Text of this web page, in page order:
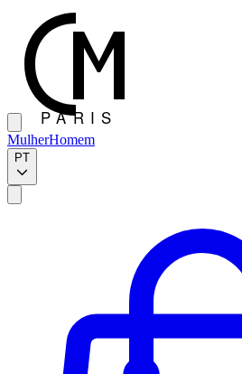
MulherHomem
PT